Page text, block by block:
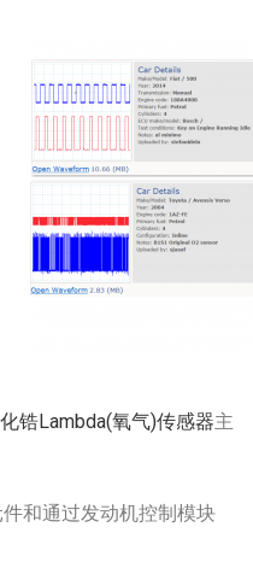
锆Lambda(氧气)传感器主
和通过发动机控制模块